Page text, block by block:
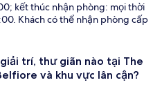
kết thúc nhận phòng: mọi thời
Khách có thể nhận phòng cấp
trí, thư giãn nào tại The
và khu vực lân cận?